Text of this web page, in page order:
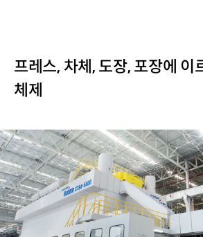
프레스, 차체, 도장, 포장에 이
체제